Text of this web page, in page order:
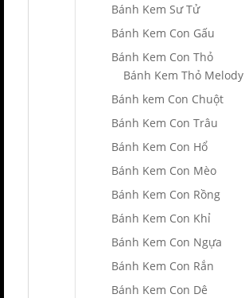
Bánh Kem Sư Tử
Bánh Kem Con Gấu
Bánh Kem Con Thỏ
Bánh Kem Thỏ Melody
Bánh kem Con Chuột
Bánh Kem Con Trâu
Bánh Kem Con Hổ
Bánh Kem Con Mèo
Bánh Kem Con Rồng
Bánh Kem Con Khỉ
Bánh Kem Con Ngựa
Bánh Kem Con Rắn
Bánh Kem Con Dê